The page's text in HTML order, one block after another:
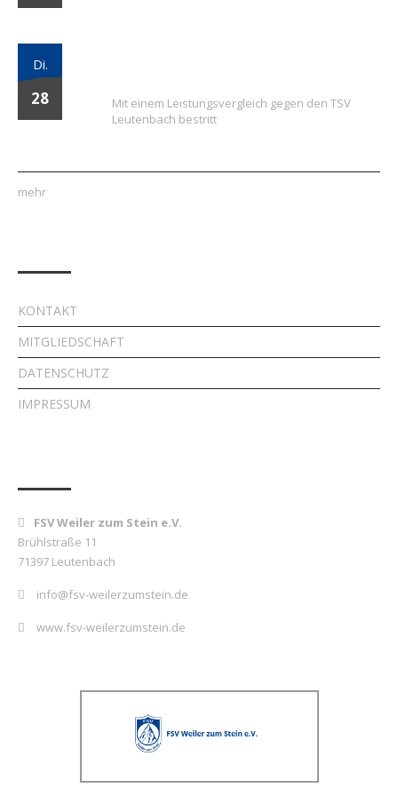
Di.
28
Mit einem Leistungsvergleich gegen den TSV
Leutenbach bestritt
mehr
KONTAKT
MITGLIEDSCHAFT
DATENSCHUTZ
IMPRESSUM
FSV Weiler zum Stein e.V.
Brühlstraße 11
71397 Leutenbach
info@fsv-weilerzumstein.de
www.fsv-weilerzumstein.de